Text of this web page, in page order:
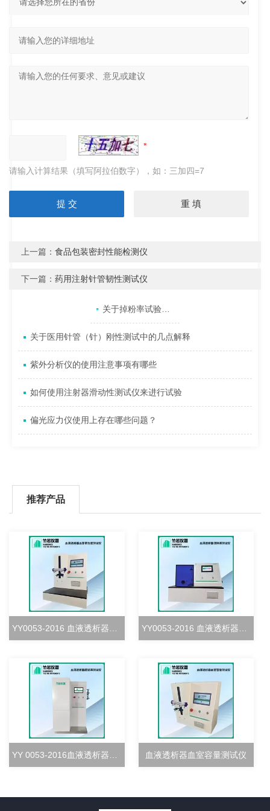
请输入计算结果（填写阿拉伯数字），如：三加四=7
上一篇：食品包装密封性能检测仪
下一篇：药用注射针管韧性测试仪
相关文章 关于掉粉率试验机按照标准GB\T 20810-2018测试说明
关于医用针管（针）刚性测试中的几点解释
紫外分析仪的使用注意事项有哪些
如何使用注射器滑动性测试仪来进行试验
偏光应力仪使用上存在哪些问题？
推荐产品
YY0053-2016 血液透析器血室密合度测试仪 YY0053-2016 血液透析器清除率测试仪
YY 0053-2016血液透析器超滤率测试仪 血液透析器血室容量测试仪